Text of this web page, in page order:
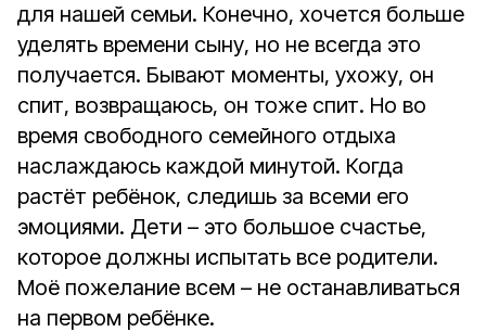
для нашей семьи. Конечно, хочется больше
уделять времени сыну, но не всегда это
получается. Бывают моменты, ухожу, он
спит, возвращаюсь, он тоже спит. Но во
время свободного семейного отдыха
наслаждаюсь каждой минутой. Когда
растёт ребёнок, следишь за всеми его
эмоциями. Дети – это большое счастье,
которое должны испытать все родители.
Моё пожелание всем – не останавливаться
на первом ребёнке.